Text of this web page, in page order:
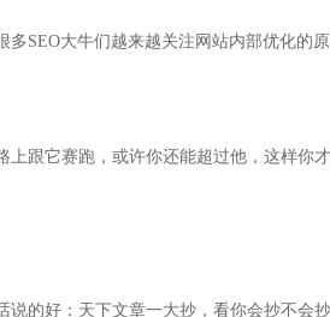
SEO大牛们越来越关注网站内部优化的
跟它赛跑，或许你还能超过他，这样你
的好：天下文章一大抄，看你会抄不会